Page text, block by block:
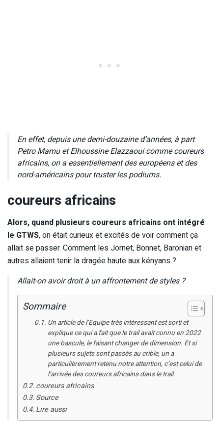
En effet, depuis une demi-douzaine d’années, à part
Petro Mamu et Elhoussine Elazzaoui comme coureurs
africains, on a essentiellement des européens et des
nord-américains pour truster les podiums.
coureurs africains
Alors, quand plusieurs coureurs africains ont intégré
le GTWS, on était curieux et excités de voir comment ça
allait se passer. Comment les Jornet, Bonnet, Baronian et
autres allaient tenir la dragée haute aux kényans ?
Allait-on avoir droit à un affrontement de styles ?
Sommaire
Un article de l’Equipe très intéressant est sorti et
explique ce qui a fait que le trail avait connu en 2022
une bascule, le faisant changer de dimension. Et si
plusieurs sujets sont passés au crible, un a
particulièrement retenu notre attention, c’est celui de
l’arrivée des coureurs africains dans le trail.
coureurs africains
Source
Lire aussi